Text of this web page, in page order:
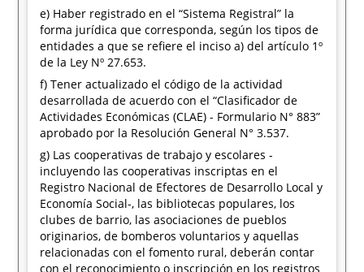
e) Haber registrado en el “Sistema Registral” la
forma jurídica que corresponda, según los tipos de
entidades a que se refiere el inciso a) del artículo 1º
de la Ley Nº 27.653.
f) Tener actualizado el código de la actividad
desarrollada de acuerdo con el “Clasificador de
Actividades Económicas (CLAE) - Formulario N° 883”
aprobado por la Resolución General N° 3.537.
g) Las cooperativas de trabajo y escolares -
incluyendo las cooperativas inscriptas en el
Registro Nacional de Efectores de Desarrollo Local y
Economía Social-, las bibliotecas populares, los
clubes de barrio, las asociaciones de pueblos
originarios, de bomberos voluntarios y aquellas
relacionadas con el fomento rural, deberán contar
con el reconocimiento o inscripción en los registros